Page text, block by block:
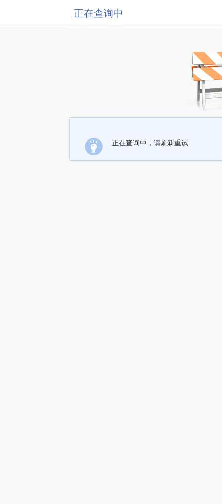
正在查询中
正在查询中，请刷新重试